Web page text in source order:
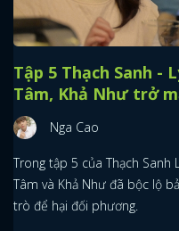
Tập 5 Thạch Sanh -
Tâm, Khả Như trở
Nga Cao
Trong tập 5 của Thạch Sanh
Tâm và Khả Như đã bộc lộ
trò để hại đối phương.